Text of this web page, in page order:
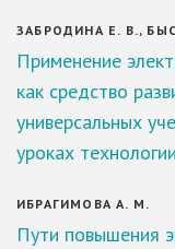
ЗАБРОДИНА Е. В.,
Применение
как средство
универсальных
уроках технологии
ИБРАГИМОВА А. М.
Пути повышения